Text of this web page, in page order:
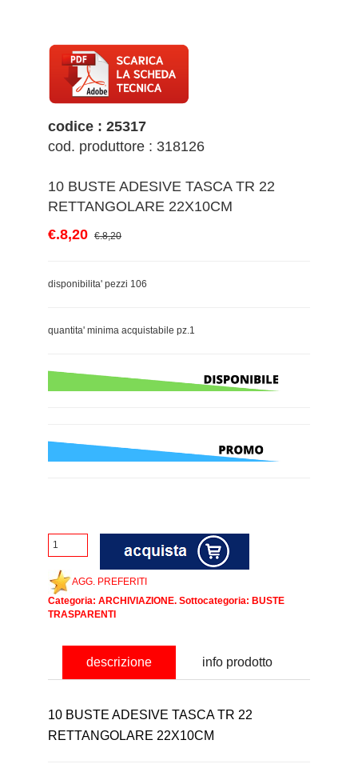
codice : 25317
cod. produttore : 318126
10 BUSTE ADESIVE TASCA TR 22
RETTANGOLARE 22X10CM
€.8,20 €.8,20
disponibilita' pezzi 106
quantita' minima acquistabile pz.1
AGG. PREFERITI
Categoria: ARCHIVIAZIONE. Sottocategoria: BUSTE
TRASPARENTI
descrizione info prodotto
10 BUSTE ADESIVE TASCA TR 22
RETTANGOLARE 22X10CM